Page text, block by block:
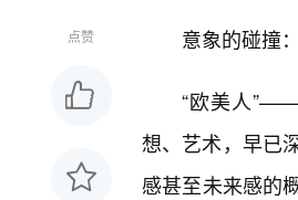
点赞 意象的碰撞
“欧美人
想、艺术，早已
感甚至未来感的